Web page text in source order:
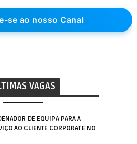
se ao nosso Canal
VAGAS
DE EQUIPA PARA A
AO CLIENTE CORPORATE NO